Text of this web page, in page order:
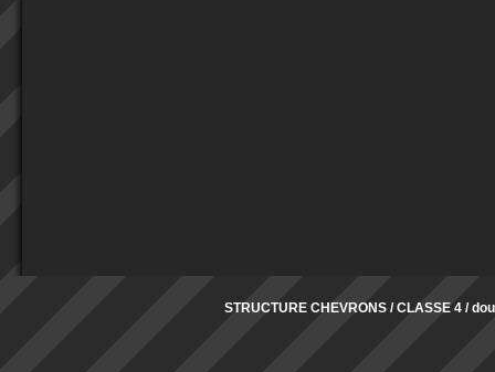
STRUCTURE CHEVRONS / CLASSE 4 /